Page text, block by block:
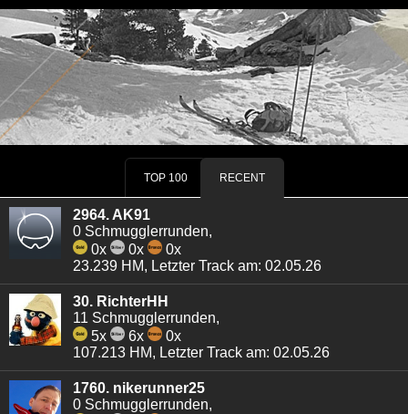
TOP 100 RECENT
2964. AK91
0 Schmugglerrunden,
0x
0x
0x
23.239 HM, Letzter Track am: 02.05.26
30. RichterHH
11 Schmugglerrunden,
5x
6x
0x
107.213 HM, Letzter Track am: 02.05.26
1760. nikerunner25
0 Schmugglerrunden,